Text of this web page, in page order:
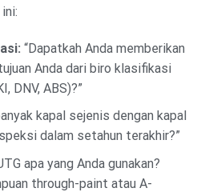
“Dapatkah Anda memberikan
Anda dari biro klasifikasi
DNV, ABS)?”
kapal sejenis dengan kapal
dalam setahun terakhir?”
apa yang Anda gunakan?
through-paint atau A-